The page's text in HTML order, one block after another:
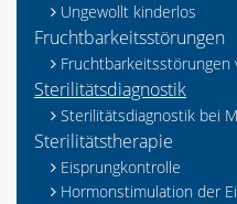
Ungewollt kinderlos
Fruchtbarkeitsstörungen
Fruchtbarkeitsstörungen
Sterilitätsdiagnostik
Sterilitätsdiagnostik bei
Sterilitätstherapie
Eisprungkontrolle
Hormonstimulation der